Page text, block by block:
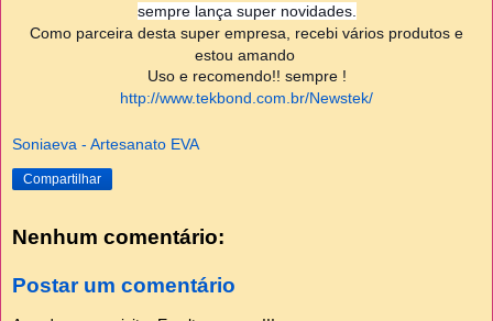
sempre lança super novidades.
Como parceira desta super empresa, recebi vários produtos e
estou amando
Uso e recomendo!! sempre !
http://www.tekbond.com.br/Newstek/
Soniaeva - Artesanato EVA
Compartilhar
Nenhum comentário:
Postar um comentário